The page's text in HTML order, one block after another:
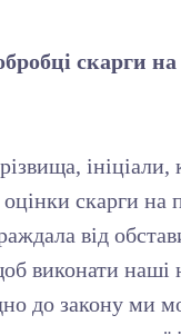
скарги
ініціали,
скарги
від
виконати
до закону ми